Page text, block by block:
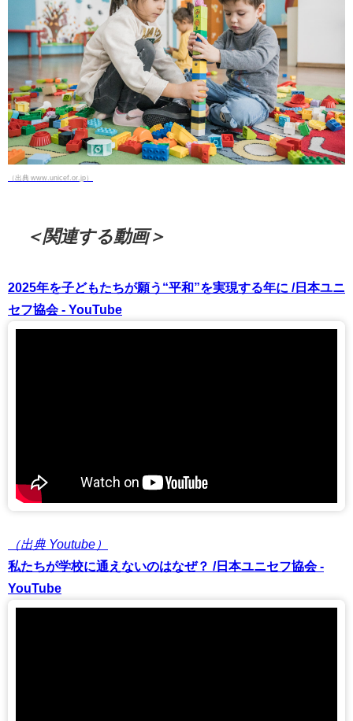
（出典 www.unicef.or.jp）
＜関連する動画＞
2025年を子どもたちが願う“平和”を実現する年に /日本ユニ
セフ協会 - YouTube
（出典 Youtube）
私たちが学校に通えないのはなぜ？ /日本ユニセフ協会 -
YouTube